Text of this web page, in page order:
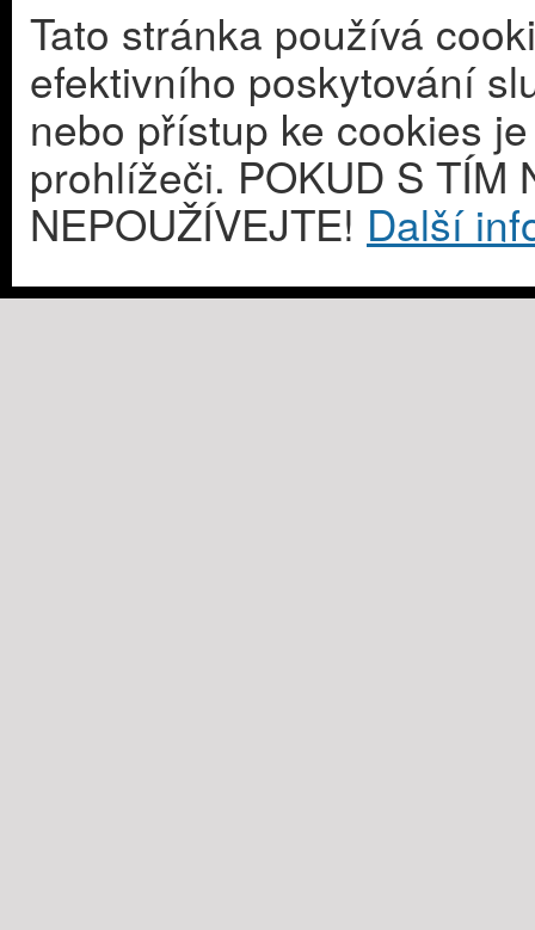
Tato stránka používá
efektivního poskytování
nebo přístup ke cookies
prohlížeči. POKUD S TÍM
NEPOUŽÍVEJTE! Další